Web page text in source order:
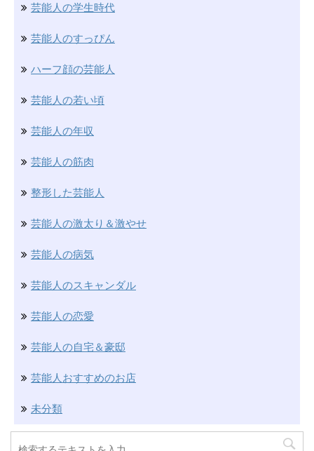
芸能人の学生時代
芸能人のすっぴん
ハーフ顔の芸能人
芸能人の若い頃
芸能人の年収
芸能人の筋肉
整形した芸能人
芸能人の激太り＆激やせ
芸能人の病気
芸能人のスキャンダル
芸能人の恋愛
芸能人の自宅＆豪邸
芸能人おすすめのお店
未分類